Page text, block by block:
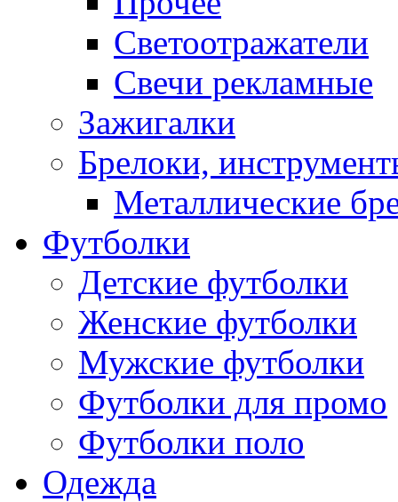
Светоотражатели
Свечи рекламные
Зажигалки
Брелоки,
Металлические
Футболки
Детские футболки
Женские футболки
Мужские футболки
Футболки для промо
Футболки поло
Одежда